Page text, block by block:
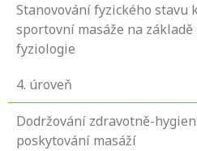
Stanovování fyzického stavu
sportovní masáže na
fyziologie
4. úroveň
Dodržování zdravotně-
poskytování masáží